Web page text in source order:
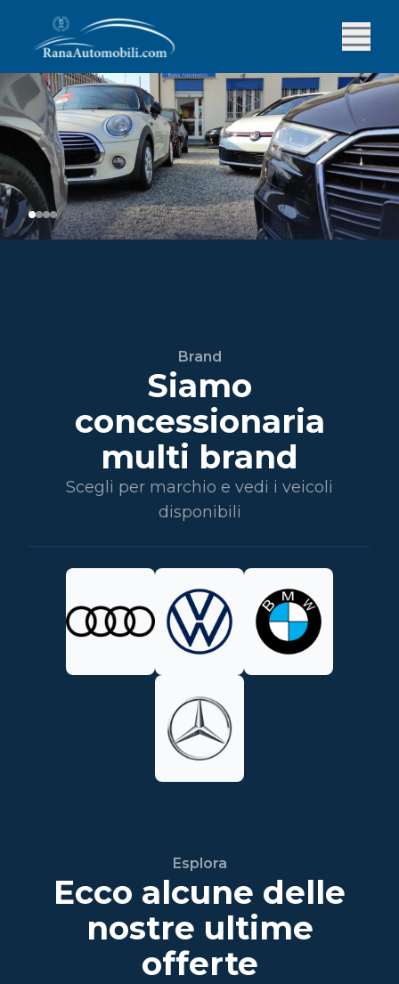
Brand
Siamo
concessionaria
multi brand
Scegli per marchio e vedi i veicoli
disponibili
Esplora
Ecco alcune delle
nostre ultime
offerte